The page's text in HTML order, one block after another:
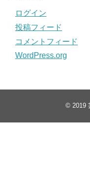
ログイン
投稿フィード
コメントフィード
WordPress.org
© 2019